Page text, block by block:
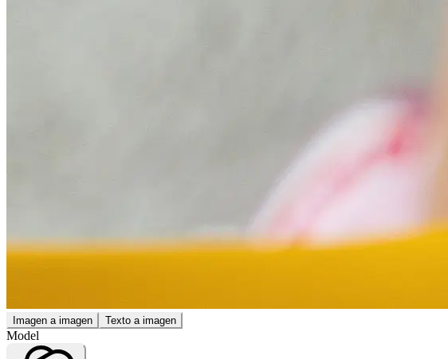
Imagen a imagen Texto a imagen
Model